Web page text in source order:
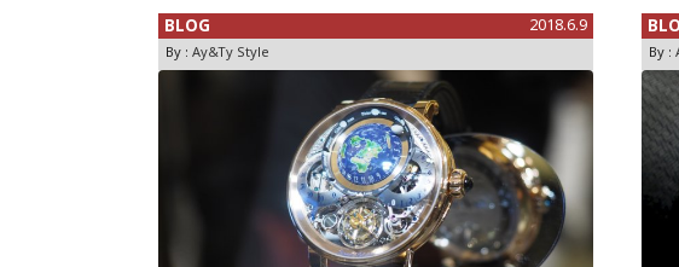
BLOG 2018.6.9
By : Ay&Ty Style By :